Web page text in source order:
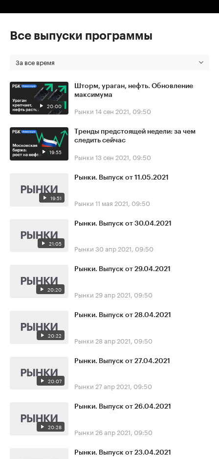
Все выпуски программы
За все время
20:00
Шторм, ураган, нефть. Обновление
максимума
Рынки 14 сен 2021, 09:50
19:55
Тренды предстоящей недели: за чем
следить сейчас
Рынки 13 сен 2021, 09:50
19:51
Рынки. Выпуск от 11.05.2021
Рынки 11 мая 2021, 09:50
21:05
Рынки. Выпуск от 30.04.2021
Рынки 30 апр 2021, 09:50
20:20
Рынки. Выпуск от 29.04.2021
Рынки 29 апр 2021, 09:50
20:22
Рынки. Выпуск от 28.04.2021
Рынки 28 апр 2021, 09:50
20:07
Рынки. Выпуск от 27.04.2021
Рынки 27 апр 2021, 09:50
20:28
Рынки. Выпуск от 26.04.2021
Рынки 26 апр 2021, 09:50
Рынки. Выпуск от 23.04.2021